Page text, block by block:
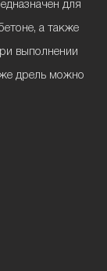
для
а также
выполнении
дрель можно